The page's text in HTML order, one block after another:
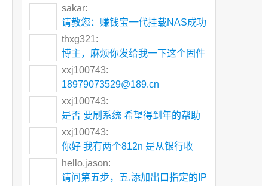
可以输入登陆的
sakar:
请教您：赚钱宝一代挂载NAS成功
后，显示的是NA
thxg321:
博主，麻烦你发给我一下这个固件
包，邮箱 5195
xxj100743:
18979073529@189.cn
xxj100743:
是否 要刷系统 希望得到年的帮助
xxj100743:
你好 我有两个812n 是从银行收
下，
hello.jason:
请问第五步，五.添加出口指定的IP